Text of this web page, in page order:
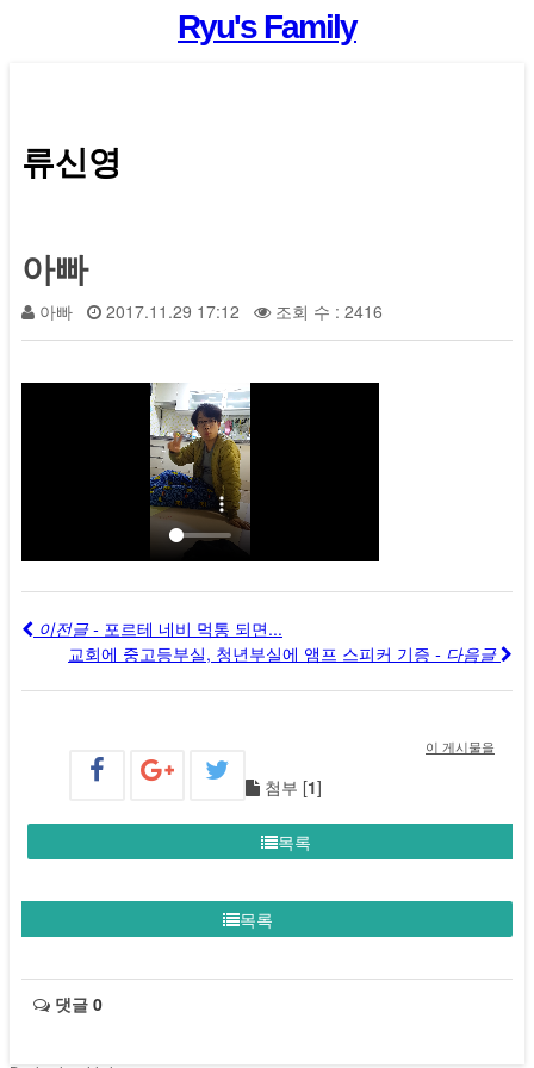
류신영
아빠
아빠 2017.11.29 17:12 조회 수 : 2416
이전글 - 포르테 네비 먹통 되면...
교회에 중고등부실, 청년부실에 앰프 스피커 기증 - 다음글
이 게시물을
첨부 [1]
목록
목록
댓글 0
Ryu's Family